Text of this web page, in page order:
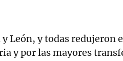
León, y todas
y por las mayores